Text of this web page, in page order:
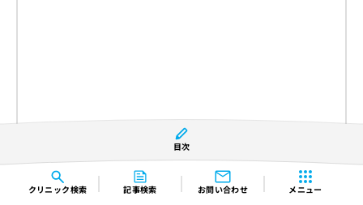
クリニック検索 記事検索 お問い合わせ メニュー
目次